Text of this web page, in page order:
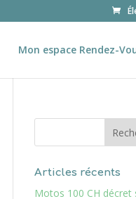
Mon espace Rendez-
Articles récents
Motos 100 CH décret